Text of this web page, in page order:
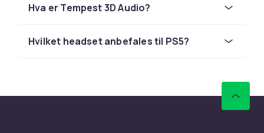
Tredjeparts headsets og tips
Razer er populære valg. Velg trådløst via USB-
Hva er Tempest 3D Audio?
Hvilket headset anbefales til PS5?